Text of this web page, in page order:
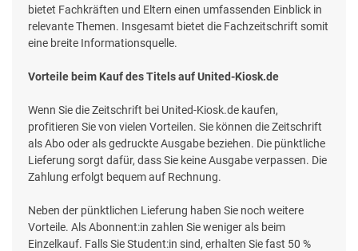
bietet Fachkräften und Eltern einen umfassenden Einblick in
relevante Themen. Insgesamt bietet die Fachzeitschrift somit
eine breite Informationsquelle.
Vorteile beim Kauf des Titels auf United-Kiosk.de
Wenn Sie die Zeitschrift bei United-Kiosk.de kaufen,
profitieren Sie von vielen Vorteilen. Sie können die Zeitschrift
als Abo oder als gedruckte Ausgabe beziehen. Die pünktliche
Lieferung sorgt dafür, dass Sie keine Ausgabe verpassen. Die
Zahlung erfolgt bequem auf Rechnung.
Neben der pünktlichen Lieferung haben Sie noch weitere
Vorteile. Als Abonnent:in zahlen Sie weniger als beim
Einzelkauf. Falls Sie Student:in sind, erhalten Sie fast 50 %